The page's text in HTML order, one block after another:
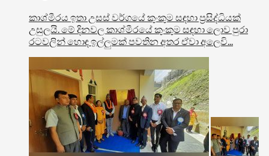
කාශ්මීරය ඉතා උසස් වර්ගයේ කුංකුම සඳහා ප්‍රසිද්ධියක්
උසුලයි. මේ දිනවල කාශ්මීරයේ කුංකුම සඳහා ලොව පුරා
රටවලින් හොඳ ඉල්ලුමක් පවතින අතර ඒවා අලෙවි...